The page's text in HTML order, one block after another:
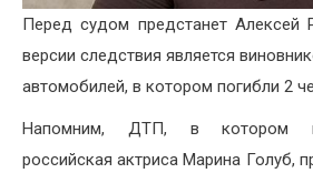
Перед судом предстанет Алексей
версии следствия является
автомобилей, в котором погибли 2
Напомним, ДТП, в котором
российская актриса Марина Голуб,